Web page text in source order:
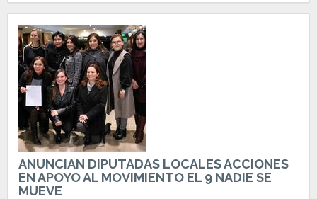
ANUNCIAN DIPUTADAS LOCALES ACCIONES
EN APOYO AL MOVIMIENTO EL 9 NADIE SE
MUEVE